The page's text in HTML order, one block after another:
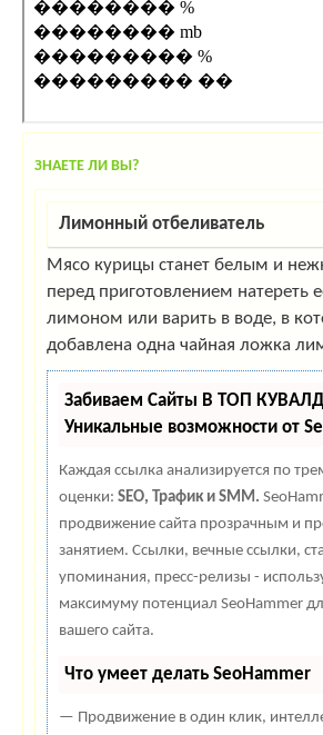
ЗНАЕТЕ ЛИ ВЫ?
Лимонный отбеливатель
Мясо курицы станет белым и
перед приготовлением натереть
лимоном или варить в воде, в
добавлена одна чайная ложка
Забиваем Сайты В ТОП
Уникальные возможности от
Каждая ссылка анализируется по
оценки: SEO, Трафик и SMM.
продвижение сайта прозрачным и
занятием. Ссылки, вечные ссылки,
упоминания, пресс-релизы -
максимуму потенциал SeoHammer
вашего сайта.
Что умеет делать SeoHammer
— Продвижение в один клик,